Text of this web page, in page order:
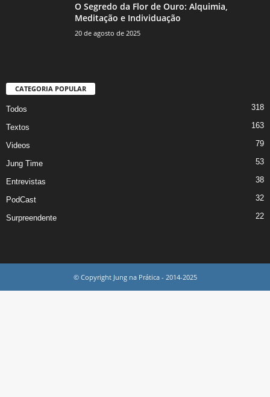
O Segredo da Flor de Ouro: Alquimia,
Meditação e Individuação
20 de agosto de 2025
CATEGORIA POPULAR
Todos 318
Textos 163
Videos 79
Jung Time 53
Entrevistas 38
PodCast 32
Surpreendente 22
© Copyright Jung na Prática - 2014-2025